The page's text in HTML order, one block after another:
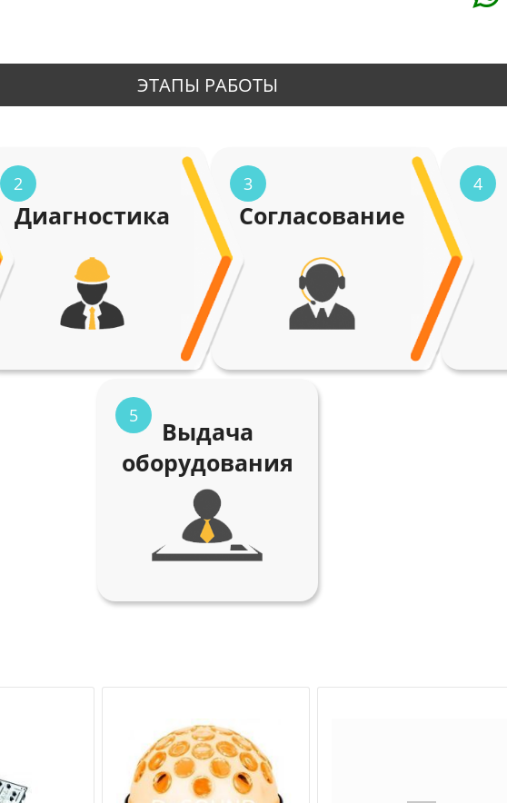
ЭТАПЫ РАБОТЫ
2
Диагностика
3
Согласование
4
5
Выдача
оборудования